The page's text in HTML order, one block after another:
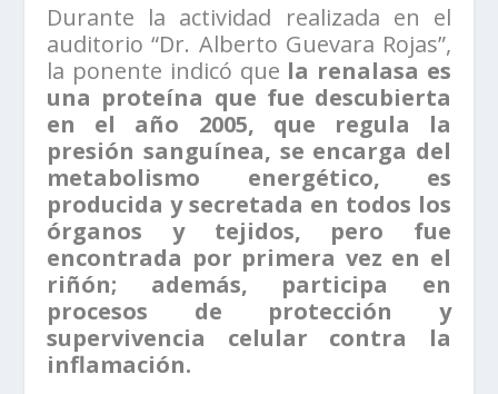
Durante la actividad realizada en el
auditorio “Dr. Alberto Guevara Rojas”,
la ponente indicó que la renalasa es
una proteína que fue descubierta
en el año 2005, que regula la
presión sanguínea, se encarga del
metabolismo energético, es
producida y secretada en todos los
órganos y tejidos, pero fue
encontrada por primera vez en el
riñón; además, participa en
procesos de protección y
supervivencia celular contra la
inflamación.